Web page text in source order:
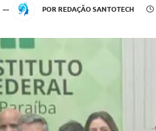
POR REDAÇÃO SANTOTECH